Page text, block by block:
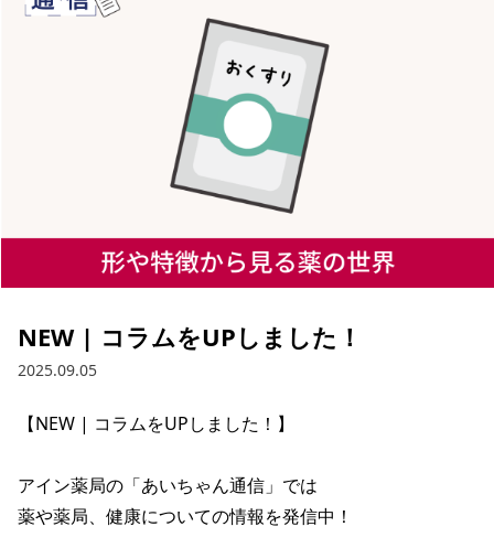
NEW | コラムをUPしました！
2025.09.05
【NEW | コラムをUPしました！】
アイン薬局の「あいちゃん通信」では
薬や薬局、健康についての情報を発信中！